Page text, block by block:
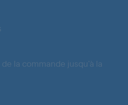
la commande jusqu'à la